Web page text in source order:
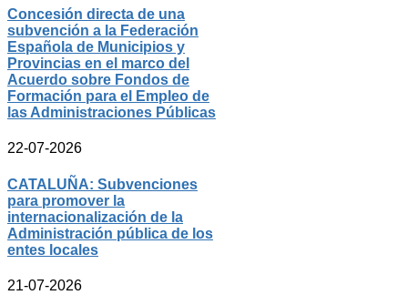
Concesión directa de una
subvención a la Federación
Española de Municipios y
Provincias en el marco del
Acuerdo sobre Fondos de
Formación para el Empleo de
las Administraciones Públicas
22-07-2026
CATALUÑA: Subvenciones
para promover la
internacionalización de la
Administración pública de los
entes locales
21-07-2026